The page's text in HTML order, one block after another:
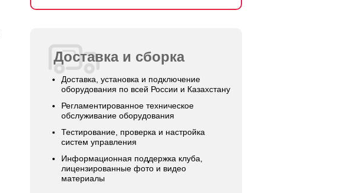
Доставка и сборка
Доставка, установка и подключение
оборудования по всей России и Казахстану
Регламентированное техническое
обслуживание оборудования
Тестирование, проверка и настройка
систем управления
Информационная поддержка клуба,
лицензированные фото и видео
материалы